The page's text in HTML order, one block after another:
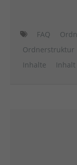
FAQ
Ordnerstruktur
Inhalte
Inhalt